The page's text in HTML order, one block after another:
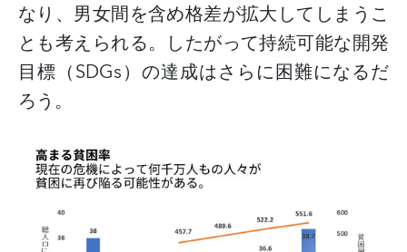
なり、男女間を含め格差が拡大してしまうこ
とも考えられる。したがって持続可能な開発
目標（SDGs）の達成はさらに困難になるだ
ろう。